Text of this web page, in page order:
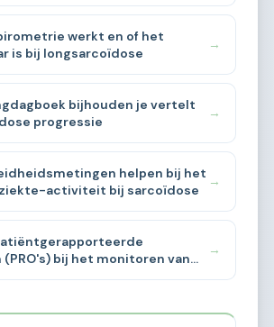
werkt en of het
is bij longsarcoïdose
→
bijhouden je vertelt
progressie
→
helpen bij het
activiteit bij sarcoïdose
→
bij het monitoren van
→